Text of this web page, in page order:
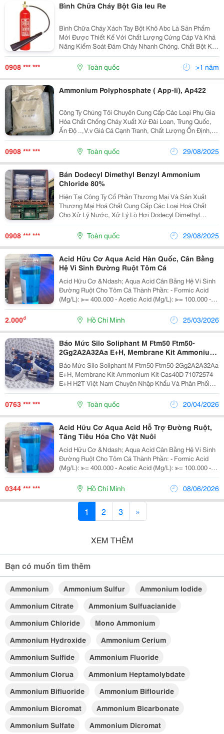
Bình Chữa Cháy Bột Gia Ieu Re
Bình Chữa Cháy Xách Tay Bột Khô Abc Là Sản Phẩm
Mới Được Thiết Kế Với Chất Lượng Cứng Cáp Và Khả
Năng Kiểm Soát Đám Cháy Nhanh Chóng. Chất Bột Khô
Ammonium Sulphate Và Monoammonium Phosphate,
Tư Vấn Nhanh :0943563239 Anh Quân Or 0908874084
Hải Anh
0908 *** *** Toàn quốc >1 năm
Ammonium Polyphosphate ( App-Ii), Ap422
Công Ty Chúng Tôi Chuyên Cung Cấp Các Loại Phụ Gia
Hóa Chất Chống Cháy Xuất Xứ Đài Loan, Trung Quốc,
Ấn Độ ..,V.v Giá Cả Cạnh Tranh, Chất Lượng Ổn Định,
Phục Vụ Nhiệt Tình, Hàng Luôn Có Sẵn Trong Kho Với
Số Lượng Lớn. - Cung Cấp Cho Các Đơn Vị Sản...
0908 *** *** Toàn quốc 29/08/2025
Bán Dodecyl Dimethyl Benzyl Ammonium
Chloride 80%
Hiện Tại Công Ty Cổ Phần Thương Mại Và Sản Xuất
Thương Mại Hoá Chất Cung Cấp Các Loại Hoá Chất
Cho Xử Lý Nước, Xử Lý Lò Hơi Dodecyl Dimethyl
Benzyl Ammonium Chloride 80% Mọi Chi Tiết Xin Liên
0908 *** *** Toàn quốc 29/08/2025
Acid Hữu Cơ Aqua Acid Hàn Quốc, Cân Bằng
Hệ Vi Sinh Đường Ruột Tôm Cá
Acid Hữu Cơ &Ndash; Aqua Acid Cân Bằng Hệ Vi Sinh
Đường Ruột Cho Tôm Cá Thành Phần: - Formic Acid
(Mg/L): ≫= 400.000 - Acetic Acid (Mg/L): ≫= 100.000 -
Citric Acid (Mg/L): ≫= 90.000 - Ammonium Formate
(Mg/L): ≫= 32.000 - Chất...
2.000₫ Hồ Chí Minh 25/03/2026
Báo Mức Silo Soliphant M Ftm50 Ftm50-
2Gg2A2A32Aa E+H, Membrane Kit Ammonium
Kit Cas40D E+H
Báo Mức Silo Soliphant M Ftm50 Ftm50-2Gg2A2A32Aa
E+H, Membrane Kit Ammonium Kit Cas40D 71072574
E+H H2T Việt Nam Chuyên Nhập Khẩu Và Phân Phối
Thiết Bị Tự Động Hóa Tại Việt Nam Thông Tin Liên Hệ:
Dt/Zalo:0763836381 Email:...
0763 *** *** Toàn quốc 20/04/2026
Acid Hữu Cơ Aqua Acid Hỗ Trợ Đường Ruột,
Tăng Tiêu Hóa Cho Vật Nuôi
Acid Hữu Cơ &Ndash; Aqua Acid Cân Bằng Hệ Vi Sinh
Đường Ruột Cho Tôm Cá Thành Phần: - Formic Acid
(Mg/L): ≫= 400.000 - Acetic Acid (Mg/L): ≫= 100.000 -
Citric Acid (Mg/L): ≫= 90.000 - Ammonium Formate
(Mg/L): ≫= 32.000 - Chất...
0344 *** *** Hồ Chí Minh 08/06/2026
1 2 3 »
XEM THÊM
Bạn có muốn tìm thêm
Ammonium Ammonium Sulfur
Ammonium Iodide
Ammonium Citrate
Ammonium Sulfuacianide
Ammonium Chloride
Mono Ammonium
Ammonium Hydroxide
Ammonium Cerium
Ammonium Sulfide
Ammonium Fluoride
Ammonium Clorua
Ammonium Heptamolybdate
Ammonium Bifluoride
Ammonium Biflouride
Ammonium Bicromat
Ammonium Bicarbonate
Ammonium Sulfate
Ammonium Dicromat